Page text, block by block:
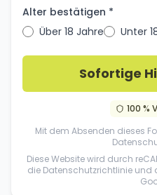
Alter bestätigen *
Über 18 Jahre
Unter
Sofortige
100 %
Mit dem Absenden dieses
Diese Website wird durch
die Datenschutzrichtlinie und